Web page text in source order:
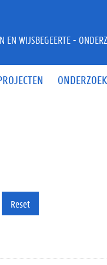
EN WIJSBEGEERTE -
Reset